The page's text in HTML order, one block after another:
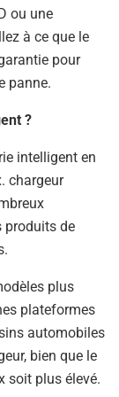
ou une
à ce que le
pour
panne.
?
intelligent en
chargeur
produits de
plus
plateformes
automobiles
bien que le
soit plus élevé.